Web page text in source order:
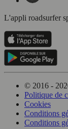
L'appli roadsurfer
© 2016 -
Politique de
Cookies
Conditions
Conditions